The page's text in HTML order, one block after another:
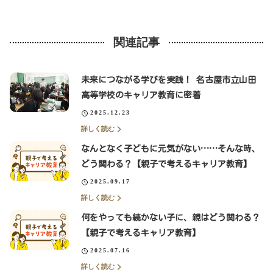
関連記事
未来につながる学びを実践！ 名古屋市立山田
高等学校のキャリア教育に密着
2025.12.23
詳しく読む
なんとなく子どもに元気がない……そんな時、
どう関わる？【親子で考えるキャリア教育】
2025.09.17
詳しく読む
何をやっても続かない子に、親はどう関わる？
【親子で考えるキャリア教育】
2025.07.16
詳しく読む